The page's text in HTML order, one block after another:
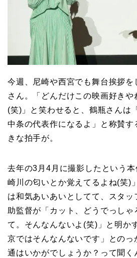
今週、尼崎や西宮でも舞台挨拶を
さん。「どんだけこの映画好きや
(笑)」と笑わせると、鶴瓶さんは
中条の代表作になるよ」と称賛す
きな拍手が。
去年の3月4月に撮影したという
崎川の匂いとか覚えてるよね(笑)
は和気あいあいとしてて、スタッ
助監督が「カット、どうでっしゃ
て。そんなんないよ(笑)」と明か
京ではそんなんないです」とのっ
通はいかがでしょうか？って聞く